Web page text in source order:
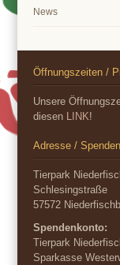
News
Öffnungszeiten /
Unsere
diesen LINK!
Adresse /
Tierpark
Schlesingstraße
57572
Spendenkonto:
Tierpark
Sparkasse